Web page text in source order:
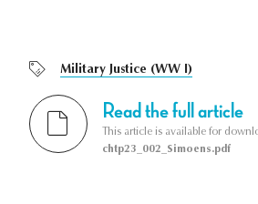
Military Justice (WW I)
Read the full article
This article is available for
chtp23_002_Simoens.pdf